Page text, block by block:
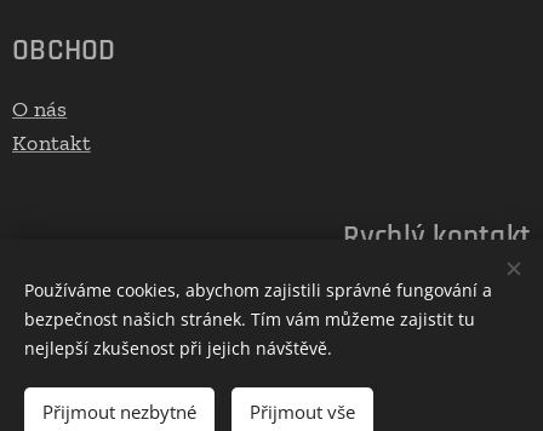
OBCHOD
O nás
Kontakt
Rychlý kontakt
E-mail: info@euds.cz
Telefon: 777122005
Používáme cookies, abychom zajistili správné fungování a
bezpečnost našich stránek. Tím vám můžeme zajistit tu
nejlepší zkušenost při jejich návštěvě.
Přijmout nezbytné Přijmout vše